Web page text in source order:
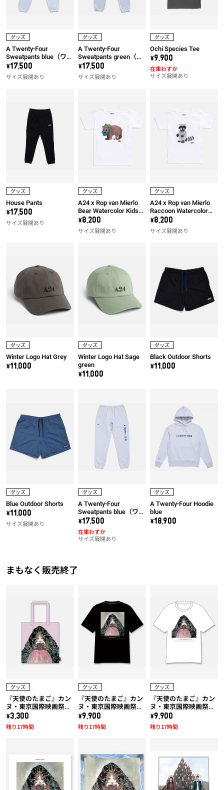
グッズ
A Twenty-Four
Sweatpants blue（ワッ
ペン左）
\17,500
サイズ展開あり
グッズ
A Twenty-Four
Sweatpants green（ワ
ッペン左）
\17,500
サイズ展開あり
グッズ
Ochi Species Tee
\9,900
サイズ展開あり
在庫わずか
グッズ
House Pants
\17,500
サイズ展開あり
グッズ
A24 x Rop van Mierlo
Bear Watercolor Kids
Tee
\8,200
サイズ展開あり
グッズ
A24 x Rop van Mierlo
Raccoon Watercolor
Kids Tee
\8,200
サイズ展開あり
グッズ
Winter Logo Hat Grey
\11,000
グッズ
Winter Logo Hat Sage
green
\11,000
グッズ
Black Outdoor Shorts
\11,000
グッズ
Blue Outdoor Shorts
\11,000
サイズ展開あり
グッズ
A Twenty-Four
Sweatpants blue（ワッ
ペン右）
\17,500
サイズ展開あり
在庫わずか
グッズ
A Twenty-Four Hoodie
blue
\18,900
まもなく販売終了
グッズ
『天使のたまご』カン
ヌ・東京国際映画祭上
映作品!! 天使のたまご
「水に棲む」トートバ
ッグ
\3,300
残り17時間
グッズ
『天使のたまご』カン
ヌ・東京国際映画祭上
映作品!! 天使のたまご
「水に棲む」x 久米繊
維コラボTシャツ (黒)
\9,900
残り17時間
グッズ
『天使のたまご』カン
ヌ・東京国際映画祭上
映作品!! 天使のたまご
「水に棲む」x 久米繊
維コラボTシャツ (白)
\9,900
残り17時間